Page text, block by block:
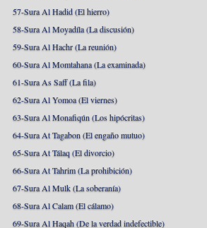
57-Sura Al Hadid (El hierro)
58-Sura Al Moyadíla (La discusión)
59-Sura Al Hachr (La reunión)
60-Sura Al Momtahana (La examinada)
61-Sura As Saff (La fila)
62-Sura Al Yomoa (El viernes)
63-Sura Al Monafiqún (Los hipócritas)
64-Sura At Tagabon (El engaño mutuo)
65-Sura At Tálaq (El divorcio)
66-Sura At Tahrim (La prohibición)
67-Sura Al Mulk (La soberanía)
68-Sura Al Calam (El cálamo)
69-Sura Al Haqah (De la verdad indefectible)